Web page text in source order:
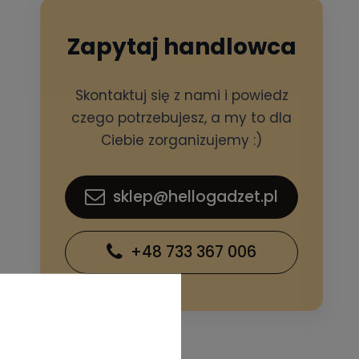
Zapytaj handlowca
Skontaktuj się z nami i powiedz
czego potrzebujesz, a my to dla
Ciebie zorganizujemy :)
sklep@hellogadzet.pl
+48 733 367 006